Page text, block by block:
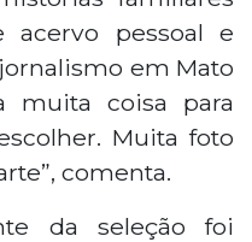
acervo pessoal e
em Mato
muita coisa para
Muita foto
comenta.
da seleção foi